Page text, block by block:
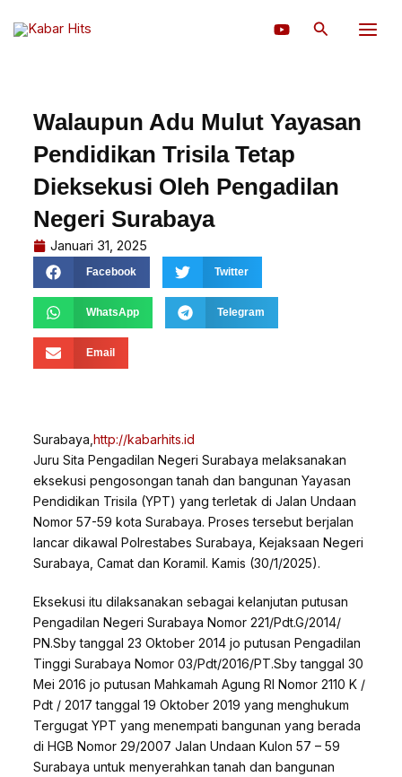
Cari
Walaupun Adu Mulut Yayasan
Pendidikan Trisila Tetap
Dieksekusi Oleh Pengadilan
Negeri Surabaya
Januari 31, 2025
Facebook Twitter
WhatsApp Telegram
Email
Surabaya,http://kabarhits.id
Juru Sita Pengadilan Negeri Surabaya melaksanakan
eksekusi pengosongan tanah dan bangunan Yayasan
Pendidikan Trisila (YPT) yang terletak di Jalan Undaan
Nomor 57-59 kota Surabaya. Proses tersebut berjalan
lancar dikawal Polrestabes Surabaya, Kejaksaan Negeri
Surabaya, Camat dan Koramil. Kamis (30/1/2025).
Eksekusi itu dilaksanakan sebagai kelanjutan putusan
Pengadilan Negeri Surabaya Nomor 221/Pdt.G/2014/
PN.Sby tanggal 23 Oktober 2014 jo putusan Pengadilan
Tinggi Surabaya Nomor 03/Pdt/2016/PT.Sby tanggal 30
Mei 2016 jo putusan Mahkamah Agung RI Nomor 2110 K /
Pdt / 2017 tanggal 19 Oktober 2019 yang menghukum
Tergugat YPT yang menempati bangunan yang berada
di HGB Nomor 29/2007 Jalan Undaan Kulon 57 – 59
Surabaya untuk menyerahkan tanah dan bangunan